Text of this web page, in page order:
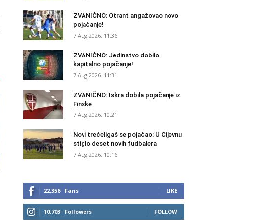
ZVANIČNO: Otrant angažovao novo
pojačanje!
7 Aug 2026. 11:36
ZVANIČNO: Jedinstvo dobilo
kapitalno pojačanje!
7 Aug 2026. 11:31
ZVANIČNO: Iskra dobila pojačanje iz
Finske
7 Aug 2026. 10:21
Novi trećeligaš se pojačao: U Cijevnu
stiglo deset novih fudbalera
7 Aug 2026. 10:16
22,356 Fans LIKE
10,703 Followers FOLLOW